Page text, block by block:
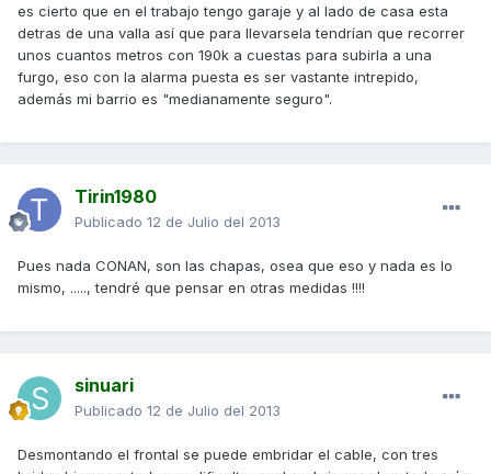
es cierto que en el trabajo tengo garaje y al lado de casa esta
detras de una valla así que para llevarsela tendrían que recorrer
unos cuantos metros con 190k a cuestas para subirla a una
furgo, eso con la alarma puesta es ser vastante intrepido,
además mi barrio es "medianamente seguro".
Tirin1980
Publicado 12 de Julio del 2013
Pues nada CONAN, son las chapas, osea que eso y nada es lo
mismo, ....., tendré que pensar en otras medidas !!!!
sinuari
Publicado 12 de Julio del 2013
Desmontando el frontal se puede embridar el cable, con tres